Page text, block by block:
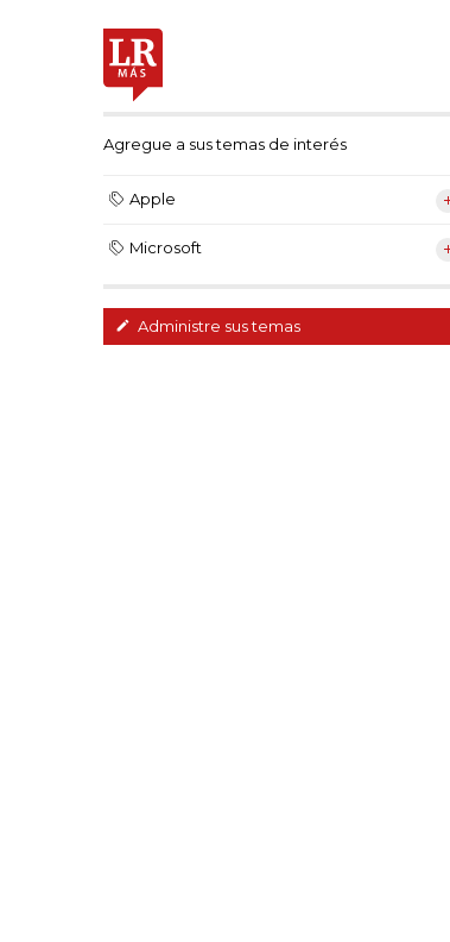
Agregue a sus temas de interés
Apple
Microsoft
Administre sus temas